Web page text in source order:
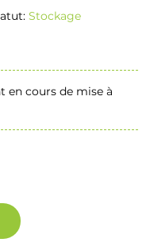
Stockage
en cours de mise à